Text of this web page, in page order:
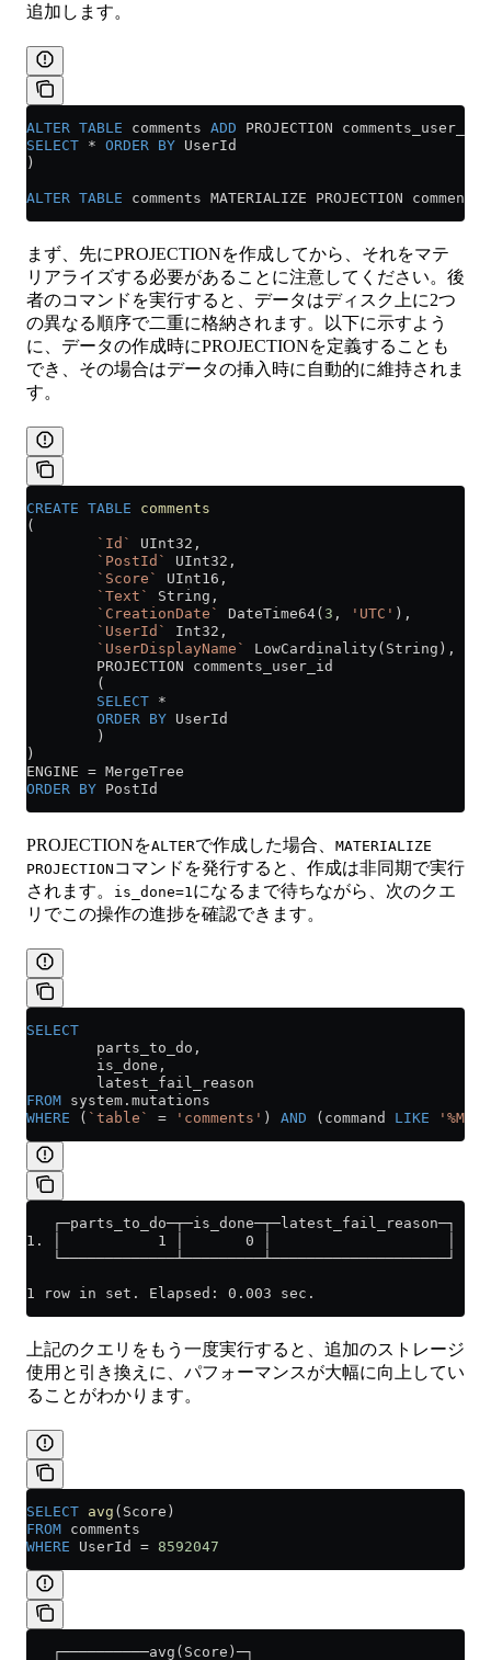
追加します。
ALTER TABLE comments ADD PROJECTION
SELECT * ORDER BY UserId
)
ALTER TABLE comments MATERIALIZE PROJECTION
まず、先にPROJECTIONを作成してから、それをマテ
リアライズする必要があることに注意してください。後
者のコマンドを実行すると、データはディスク上に2つ
の異なる順序で二重に格納されます。以下に示すよう
に、データの作成時にPROJECTIONを定義することも
でき、その場合はデータの挿入時に自動的に維持されま
す。
CREATE TABLE comments
(
        `Id`
UInt32,
        `PostId`
UInt32,
        `Score`
UInt16,
        `Text`
String,
        `CreationDate`
DateTime64( 3 , 'UTC' ),
        `UserId`
Int32,
        `UserDisplayName`
LowCardinality(String),
        PROJECTION comments_user_id
        (
        SELECT
*
        ORDER BY
UserId
        )
)
ENGINE = MergeTree
ORDER BY PostId
PROJECTIONをALTERで作成した場合、 MATERIALIZE
PROJECTION コマンドを発行すると、作成は非同期で実行
されます。
is_done=1になるまで待ちながら、次のクエ
リでこの操作の進捗を確認できます。
SELECT
        parts_to_do,
        is_done,
        latest_fail_reason
FROM system . mutations
WHERE ( `table` = 'comments' ) AND (command LIKE
   ┌─parts_to_do─┬─is_done─┬─latest_fail_reason─┐
1. │           1 │       0 │                    │
   └─────────────┴─────────┴────────────────────┘
1 row in set. Elapsed: 0.003 sec.
上記のクエリをもう一度実行すると、追加のストレージ
使用と引き換えに、パフォーマンスが大幅に向上してい
ることがわかります。
SELECT avg (Score)
FROM comments
WHERE UserId = 8592047
   ┌──────────avg(Score)─┐